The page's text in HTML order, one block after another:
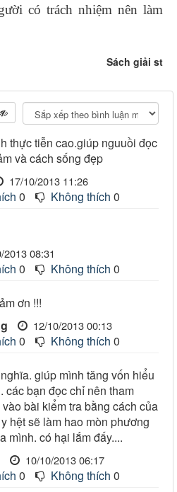
có trách nhiệm nên làm
Sách giải st
thực tiễn cao.giúp nguuồi đọc
và cách sống đẹp
17/10/2013 11:26
0 Không thích 0
2013 08:31
0 Không thích 0
ơn !!!
12/10/2013 00:13
0 Không thích 0
giúp mình tăng vốn hiểu
các bạn đọc chỉ nên tham
bài kiểm tra bằng cách của
hệt sẽ làm hao mòn phương
mình. có hại lắm đấy....
10/10/2013 06:17
0 Không thích 0